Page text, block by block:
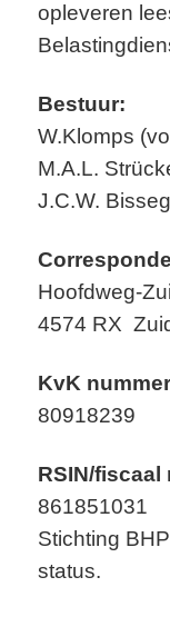
opleveren
Bestuur:
W.Klomps
M.A.L.
J.C.W.
Hoofdweg-
4574 RX
KvK
80918239
RSIN/fiscaal
861851031
Stichting
status.